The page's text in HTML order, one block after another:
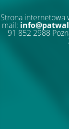
Strona internetowa
mail:
91 852 2988